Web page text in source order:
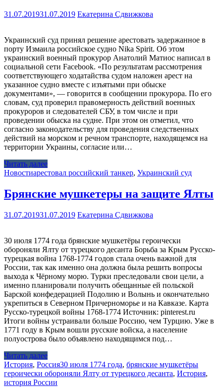
31.07.201931.07.2019 Екатерина Сдвижкова
Украинский суд принял решение арестовать задержанное в
порту Измаила российское судно Nika Spirit. Об этом
украинский военный прокурор Анатолий Матиос написал в
социальной сети Facebook. «По результатам рассмотрения
соответствующего ходатайства судом наложен арест на
указанное судно вместе с изъятыми при обыске
документами», — говорится в сообщении прокурора. По его
словам, суд проверил правомерность действий военных
прокуроров и следователей СБУ, в том числе и при
проведении обыска на судне. При этом он отметил, что
согласно законодательству для проведения следственных
действий на морском и речном транспорте, находящемся на
территории Украины, согласие или…
Читать далее
Новостиарестовал российский танкер, Украинский суд
Брянские мушкетеры на защите Ялты
31.07.201931.07.2019 Екатерина Сдвижкова
30 июля 1774 года брянские мушкетёры героически
обороняли Ялту от турецкого десанта Борьба за Крым Русско-
турецкая война 1768-1774 годов стала очень важной для
России, так как именно она должна была решить вопросы
выхода к Чёрному морю. Турки преследовали свои цели, а
именно планировали получить обещанные ей польской
Барской конфедерацией Подолию и Волынь и окончательно
укрепиться в Северном Причерноморье и на Кавказе. Карта
Русско-турецкой войны 1768-1774 Источник: pinterest.ru
Итоги войны устраивали больше Россию, чем Турцию. Уже в
1771 году в Крым вошли русские войска, а население
полуострова было объявлено находящимся под…
Читать далее
История, Россия30 июля 1774 года, брянские мушкетёры
героически обороняли Ялту от турецкого десанта, История,
история России